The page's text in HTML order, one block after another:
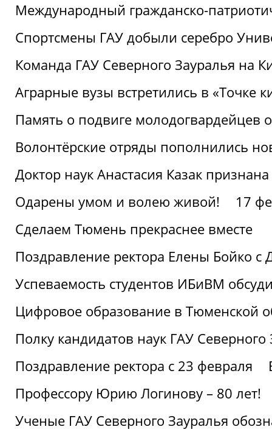
Международный гражданско-
Спортсмены ГАУ добыли серебро
Команда ГАУ Северного Зауралья на
Аграрные вузы встретились в «Точке
Память о подвиге молодогвардейцев
Волонтёрские отряды пополнились
Доктор наук Анастасия Казак
Одарены умом и волею живой!
17
Сделаем Тюмень прекраснее вместе
Поздравление ректора Елены Бойко с
Успеваемость студентов ИБиВМ
Цифровое образование в Тюменской
Полку кандидатов наук ГАУ
Поздравление ректора с 23 февраля
Профессору Юрию Логинову – 80 лет!
Ученые ГАУ Северного Зауралья